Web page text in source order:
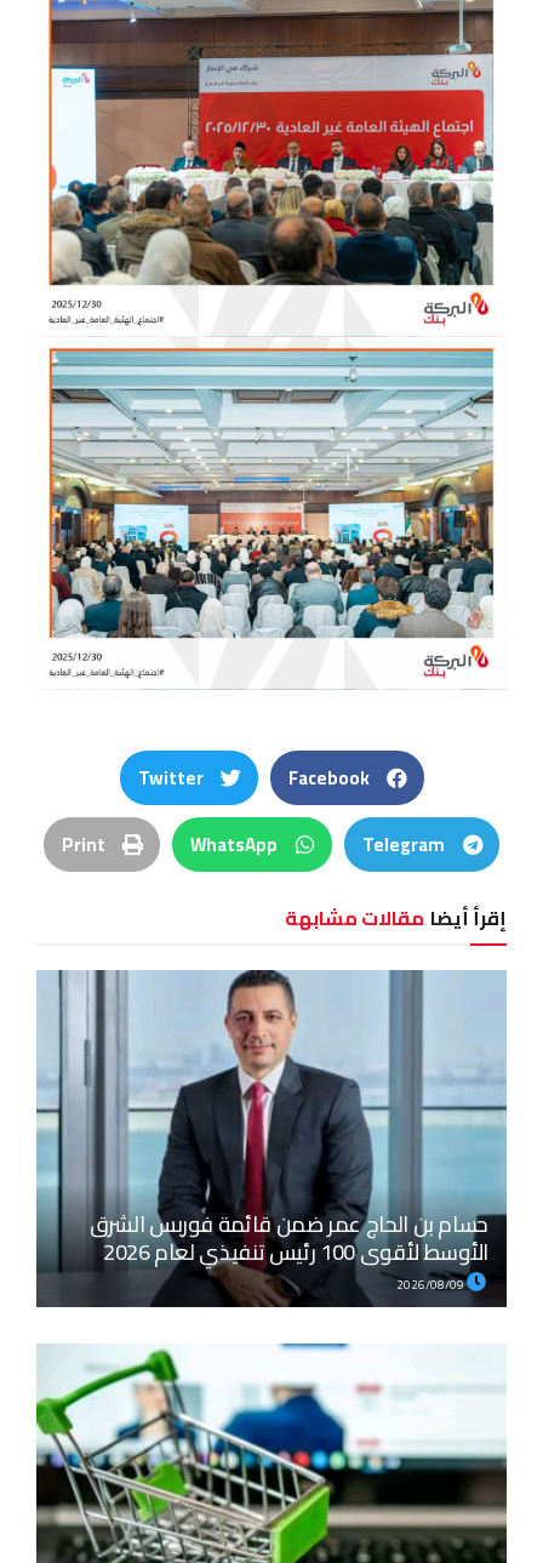
Facebook
Twitter
Telegram
WhatsApp
Print
إقرأ أيضا مقالات مشابهة
حسام بن الحاج عمر ضمن قائمة فوربس الشرق
الأوسط لأقوى 100 رئيس تنفيذي لعام 2026
2026/08/09